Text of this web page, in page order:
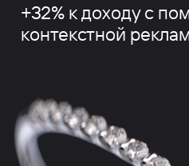
+32% к доходу с
контекстной